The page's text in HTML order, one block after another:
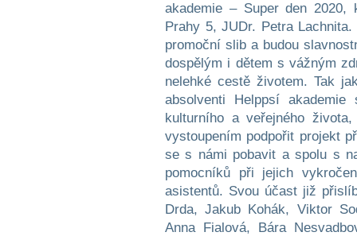
akademie – Super den
Prahy 5, JUDr. Petra
promoční slib a budou
dospělým i dětem s vážným
nelehké cestě životem. Tak
absolventi Helppsí
kulturního a veřejného
vystoupením podpořit projekt
se s námi pobavit a spolu s
pomocníků při jejich
asistentů. Svou účast již
Drda, Jakub Kohák, Viktor
Anna Fialová, Bára